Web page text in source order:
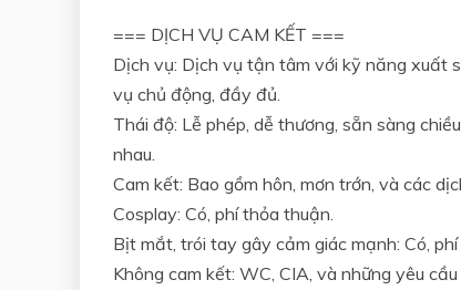
=== DỊCH VỤ CAM KẾT ===
Dịch vụ: Dịch vụ tận tâm với kỹ năng xuất
vụ chủ động, đầy đủ.
Thái độ: Lễ phép, dễ thương, sẵn sàng
nhau.
Cam kết: Bao gồm hôn, mơn trớn, và các
Cosplay: Có, phí thỏa thuận.
Bịt mắt, trói tay gây cảm giác mạnh: Có,
Không cam kết: WC, CIA, và những yêu